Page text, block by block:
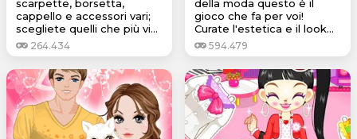
scarpette, borsetta,
cappello e accessori vari;
scegliete quelli che più vi...
264.434
della moda questo è il
gioco che fa per voi!
Curate l'estetica e il look...
594.479